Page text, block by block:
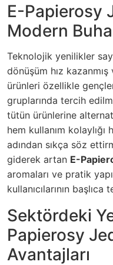
E-Papierosy
Modern
Teknolojik yenilikler
dönüşüm hız kazanmış
ürünleri özellikle
gruplarında tercih
tütün ürünlerine
hem kullanım
adından sıkça söz
giderek artan E-
aromaları ve pratik
kullanıcılarının
Sektördeki
Papierosy
Avantajları